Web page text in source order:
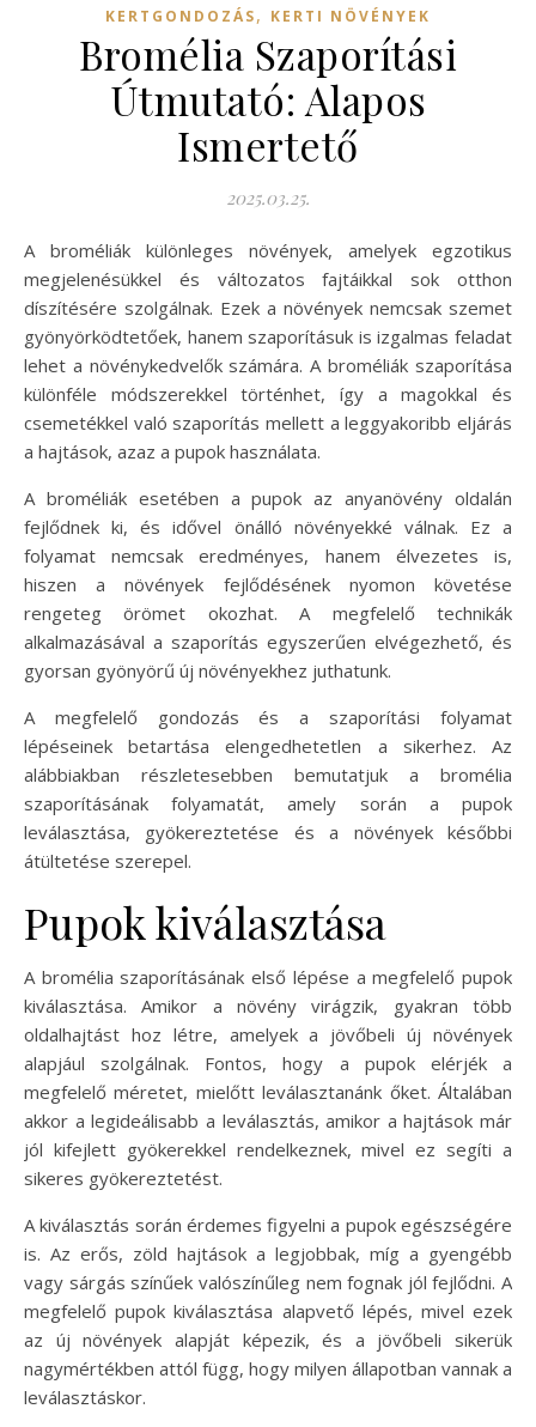
KERTGONDOZÁS, KERTI NÖVÉNYEK
Bromélia Szaporítási
Útmutató: Alapos
Ismertető
2025.03.25.
A broméliák különleges növények, amelyek egzotikus
megjelenésükkel és változatos fajtáikkal sok otthon
díszítésére szolgálnak. Ezek a növények nemcsak szemet
gyönyörködtetőek, hanem szaporításuk is izgalmas feladat
lehet a növénykedvelők számára. A broméliák szaporítása
különféle módszerekkel történhet, így a magokkal és
csemetékkel való szaporítás mellett a leggyakoribb eljárás
a hajtások, azaz a pupok használata.
A broméliák esetében a pupok az anyanövény oldalán
fejlődnek ki, és idővel önálló növényekké válnak. Ez a
folyamat nemcsak eredményes, hanem élvezetes is,
hiszen a növények fejlődésének nyomon követése
rengeteg örömet okozhat. A megfelelő technikák
alkalmazásával a szaporítás egyszerűen elvégezhető, és
gyorsan gyönyörű új növényekhez juthatunk.
A megfelelő gondozás és a szaporítási folyamat
lépéseinek betartása elengedhetetlen a sikerhez. Az
alábbiakban részletesebben bemutatjuk a bromélia
szaporításának folyamatát, amely során a pupok
leválasztása, gyökereztetése és a növények későbbi
átültetése szerepel.
Pupok kiválasztása
A bromélia szaporításának első lépése a megfelelő pupok
kiválasztása. Amikor a növény virágzik, gyakran több
oldalhajtást hoz létre, amelyek a jövőbeli új növények
alapjául szolgálnak. Fontos, hogy a pupok elérjék a
megfelelő méretet, mielőtt leválasztanánk őket. Általában
akkor a legideálisabb a leválasztás, amikor a hajtások már
jól kifejlett gyökerekkel rendelkeznek, mivel ez segíti a
sikeres gyökereztetést.
A kiválasztás során érdemes figyelni a pupok egészségére
is. Az erős, zöld hajtások a legjobbak, míg a gyengébb
vagy sárgás színűek valószínűleg nem fognak jól fejlődni. A
megfelelő pupok kiválasztása alapvető lépés, mivel ezek
az új növények alapját képezik, és a jövőbeli sikerük
nagymértékben attól függ, hogy milyen állapotban vannak a
leválasztáskor.